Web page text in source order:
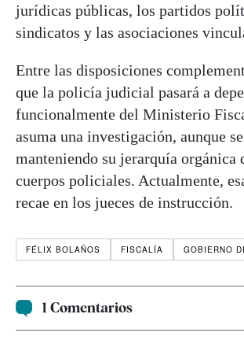
jurídicas públicas, los partidos
sindicatos y las asociaciones
Entre las disposiciones
que la policía judicial pasará a
funcionalmente del Ministerio
asuma una investigación, aunque
manteniendo su jerarquía orgánica
cuerpos policiales. Actualmente,
recae en los jueces de instrucción.
FÉLIX BOLAÑOS FISCALÍA GOBIERNO
1 Comentarios